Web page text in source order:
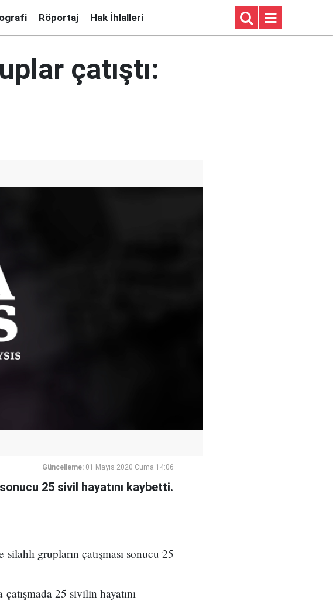
Röportaj Hak İhlalleri
çatıştı:
Güncelleme: 01 Mayıs 2020 Cuma 14:06
25 sivil hayatını kaybetti.
grupların çatışması sonucu 25
25 sivilin hayatını